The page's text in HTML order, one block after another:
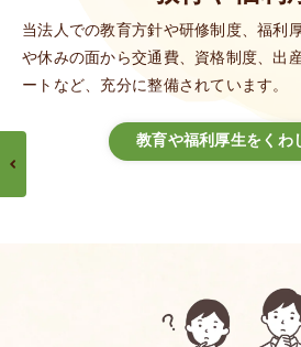
当法人での教育方針や研修制度、福利
や休みの面から交通費、資格制度、出
ートなど、充分に整備されています。
教育や福利厚生をくわ